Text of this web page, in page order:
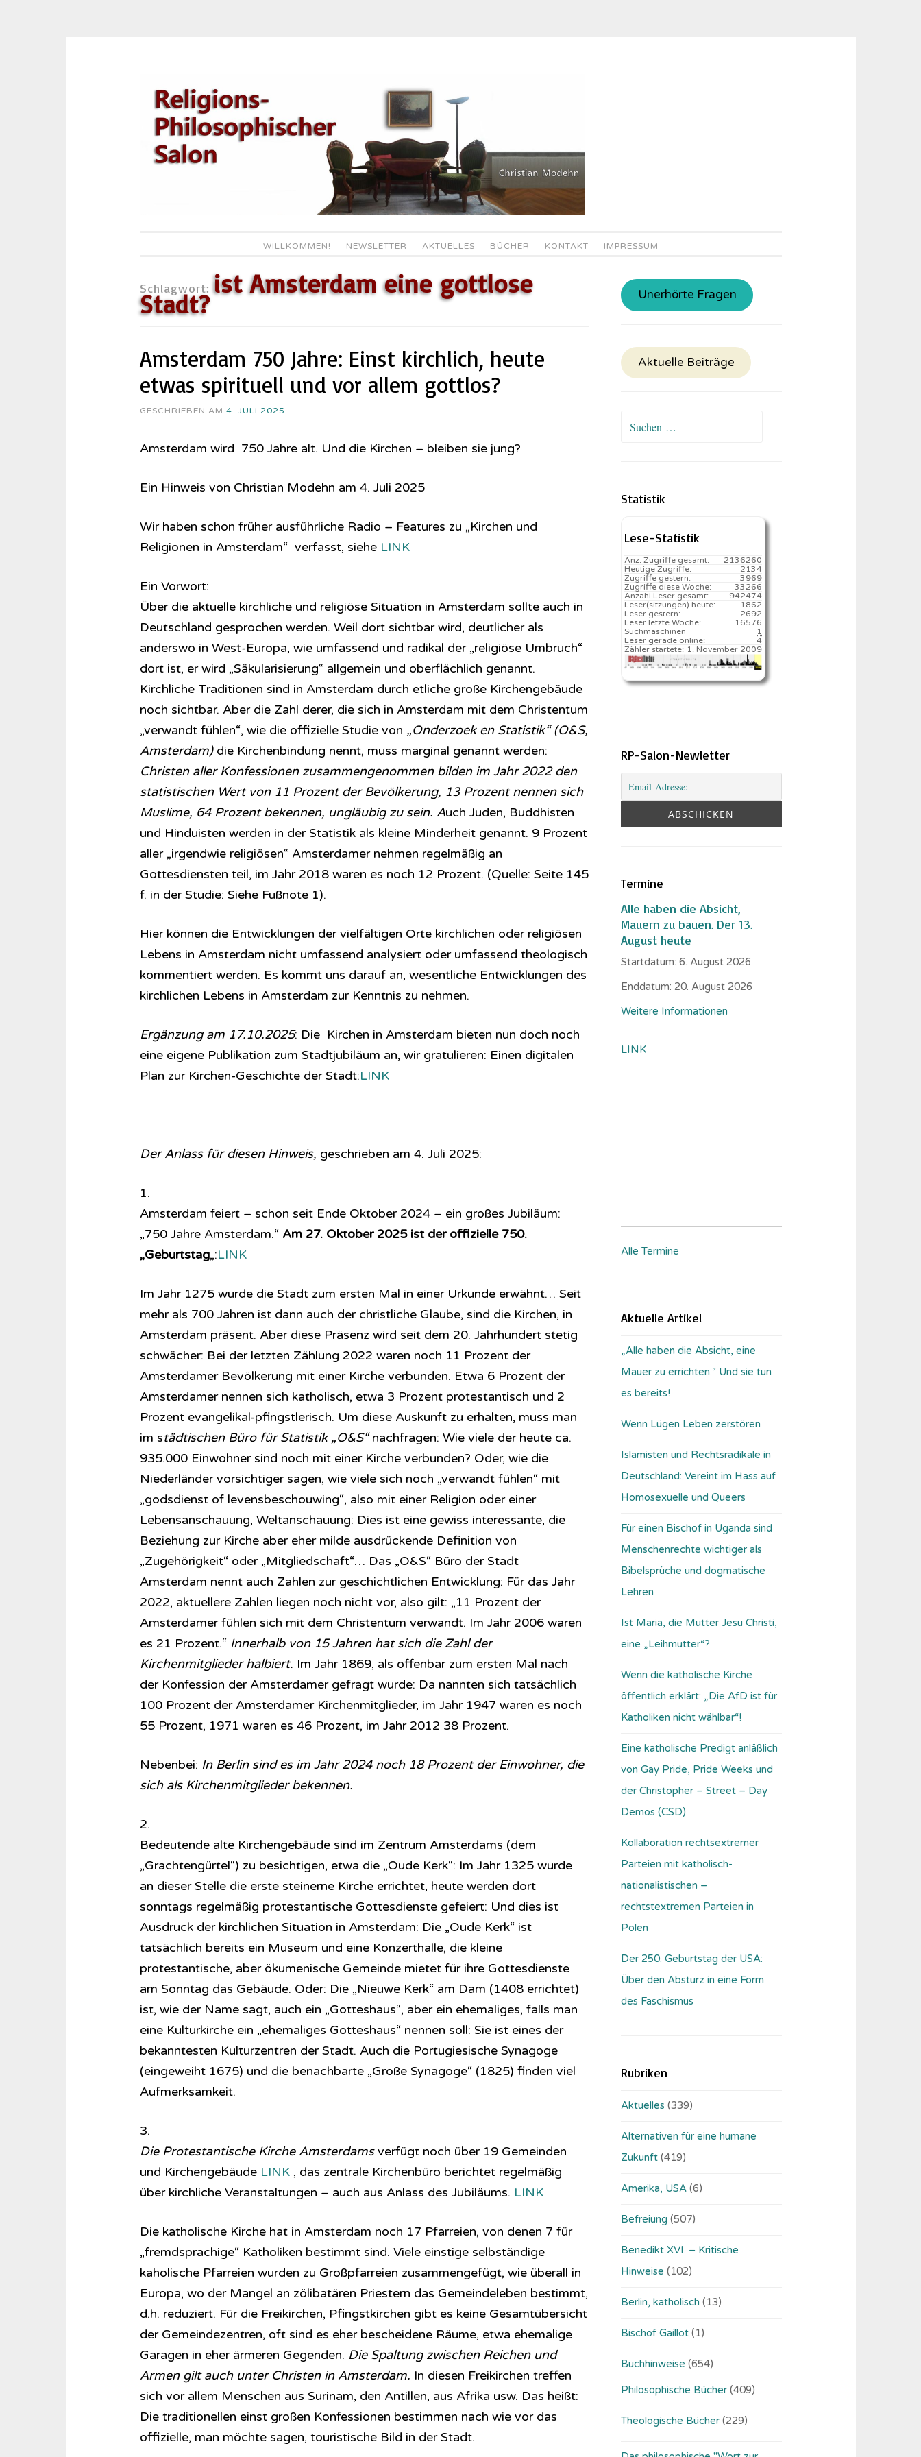
Inhalt
springen
WILLKOMMEN! NEWSLETTER AKTUELLES BÜCHER KONTAKT IMPRESSUM
Schlagwort: ist Amsterdam eine gottlose
Stadt?
Amsterdam 750 Jahre: Einst kirchlich, heute
etwas spirituell und vor allem gottlos?
GESCHRIEBEN AM 4. JULI 2025
Amsterdam wird 750 Jahre alt. Und die Kirchen – bleiben sie jung?
Ein Hinweis von Christian Modehn am 4. Juli 2025
Wir haben schon früher ausführliche Radio – Features zu „Kirchen und
Religionen in Amsterdam“ verfasst, siehe LINK
Ein Vorwort:
Über die aktuelle kirchliche und religiöse Situation in Amsterdam sollte auch in
Deutschland gesprochen werden. Weil dort sichtbar wird, deutlicher als
anderswo in West-Europa, wie umfassend und radikal der „religiöse Umbruch“
dort ist, er wird „Säkularisierung“ allgemein und oberflächlich genannt.
Kirchliche Traditionen sind in Amsterdam durch etliche große Kirchengebäude
noch sichtbar. Aber die Zahl derer, die sich in Amsterdam mit dem Christentum
„verwandt fühlen“, wie die offizielle Studie von „Onderzoek en Statistik“ (O&S,
Amsterdam)die Kirchenbindung nennt, muss marginal genannt werden:
Christen aller Konfessionen zusammengenommen bilden im Jahr 2022 den
statistischen Wert von 11 Prozent der Bevölkerung, 13 Prozent nennen sich
Muslime, 64 Prozent bekennen, ungläubig zu sein. Auch Juden, Buddhisten
und Hinduisten werden in der Statistik als kleine Minderheit genannt. 9 Prozent
aller „irgendwie religiösen“ Amsterdamer nehmen regelmäßig an
Gottesdiensten teil, im Jahr 2018 waren es noch 12 Prozent. (Quelle: Seite 145
f. in der Studie: Siehe Fußnote 1).
Hier können die Entwicklungen der vielfältigen Orte kirchlichen oder religiösen
Lebens in Amsterdam nicht umfassend analysiert oder umfassend theologisch
kommentiert werden. Es kommt uns darauf an, wesentliche Entwicklungen des
kirchlichen Lebens in Amsterdam zur Kenntnis zu nehmen.
Ergänzung am 17.10.2025: Die Kirchen in Amsterdam bieten nun doch noch
eine eigene Publikation zum Stadtjubiläum an, wir gratulieren: Einen digitalen
Plan zur Kirchen-Geschichte der Stadt:LINK
Der Anlass für diesen Hinweis, geschrieben am 4. Juli 2025:
1.
Amsterdam feiert – schon seit Ende Oktober 2024 – ein großes Jubiläum:
„750 Jahre Amsterdam.“ Am 27. Oktober 2025 ist der offizielle 750.
„Geburtstag„:LINK
Im Jahr 1275 wurde die Stadt zum ersten Mal in einer Urkunde erwähnt… Seit
mehr als 700 Jahren ist dann auch der christliche Glaube, sind die Kirchen, in
Amsterdam präsent. Aber diese Präsenz wird seit dem 20. Jahrhundert stetig
schwächer: Bei der letzten Zählung 2022 waren noch 11 Prozent der
Amsterdamer Bevölkerung mit einer Kirche verbunden. Etwa 6 Prozent der
Amsterdamer nennen sich katholisch, etwa 3 Prozent protestantisch und 2
Prozent evangelikal-pfingstlerisch. Um diese Auskunft zu erhalten, muss man
im städtischen Büro für Statistik „O&S“nachfragen: Wie viele der heute ca.
935.000 Einwohner sind noch mit einer Kirche verbunden? Oder, wie die
Niederländer vorsichtiger sagen, wie viele sich noch „verwandt fühlen“ mit
„godsdienst of levensbeschouwing“, also mit einer Religion oder einer
Lebensanschauung, Weltanschauung: Dies ist eine gewiss interessante, die
Beziehung zur Kirche aber eher milde ausdrückende Definition von
„Zugehörigkeit“ oder „Mitgliedschaft“… Das „O&S“ Büro der Stadt
Amsterdam nennt auch Zahlen zur geschichtlichen Entwicklung: Für das Jahr
2022, aktuellere Zahlen liegen noch nicht vor, also gilt: „11 Prozent der
Amsterdamer fühlen sich mit dem Christentum verwandt. Im Jahr 2006 waren
es 21 Prozent.“ Innerhalb von 15 Jahren hat sich die Zahl der
Kirchenmitglieder halbiert. Im Jahr 1869, als offenbar zum ersten Mal nach
der Konfession der Amsterdamer gefragt wurde: Da nannten sich tatsächlich
100 Prozent der Amsterdamer Kirchenmitglieder, im Jahr 1947 waren es noch
55 Prozent, 1971 waren es 46 Prozent, im Jahr 2012 38 Prozent.
Nebenbei: In Berlin sind es im Jahr 2024 noch 18 Prozent der Einwohner, die
sich als Kirchenmitglieder bekennen.
2.
Bedeutende alte Kirchengebäude sind im Zentrum Amsterdams (dem
„Grachtengürtel“) zu besichtigen, etwa die „Oude Kerk“: Im Jahr 1325 wurde
an dieser Stelle die erste steinerne Kirche errichtet, heute werden dort
sonntags regelmäßig protestantische Gottesdienste gefeiert: Und dies ist
Ausdruck der kirchlichen Situation in Amsterdam: Die „Oude Kerk“ ist
tatsächlich bereits ein Museum und eine Konzerthalle, die kleine
protestantische, aber ökumenische Gemeinde mietet für ihre Gottesdienste
am Sonntag das Gebäude. Oder: Die „Nieuwe Kerk“ am Dam (1408 errichtet)
ist, wie der Name sagt, auch ein „Gotteshaus“, aber ein ehemaliges, falls man
eine Kulturkirche ein „ehemaliges Gotteshaus“ nennen soll: Sie ist eines der
bekanntesten Kulturzentren der Stadt. Auch die Portugiesische Synagoge
(eingeweiht 1675) und die benachbarte „Große Synagoge“ (1825) finden viel
Aufmerksamkeit.
3.
Die Protestantische Kirche Amsterdamsverfügt noch über 19 Gemeinden
und Kirchengebäude LINK, das zentrale Kirchenbüro berichtet regelmäßig
über kirchliche Veranstaltungen – auch aus Anlass des Jubiläums. LINK
Die katholische Kirche hat in Amsterdam noch 17 Pfarreien, von denen 7 für
„fremdsprachige“ Katholiken bestimmt sind. Viele einstige selbständige
kaholische Pfarreien wurden zu Großpfarreien zusammengefügt, wie überall in
Europa, wo der Mangel an zölibatären Priestern das Gemeindeleben bestimmt,
d.h. reduziert. Für die Freikirchen, Pfingstkirchen gibt es keine Gesamtübersicht
der Gemeindezentren, oft sind es eher bescheidene Räume, etwa ehemalige
Garagen in eher ärmeren Gegenden. Die Spaltung zwischen Reichen und
Armen gilt auch unter Christen in Amsterdam. In diesen Freikirchen treffen
sich vor allem Menschen aus Surinam, den Antillen, aus Afrika usw. Das heißt:
Die traditionellen einst großen Konfessionen bestimmen nach wie vor das
offizielle, man möchte sagen, touristische Bild in der Stadt.
Unerhörte Fragen
Aktuelle Beiträge
Suchen
Statistik
Lese-Statistik
2136260
Anz. Zugriffe gesamt:
2134
Heutige Zugriffe:
3969
Zugriffe gestern:
33266
Zugriffe diese Woche:
942474
Anzahl Leser gesamt:
1862️
Leser(sitzungen) heute:
2692
Leser gestern:
16576️
Leser letzte Woche:
1
Suchmaschinen
4
Leser gerade online:
1. November 2009
Zähler startete:
RP-Salon-Newletter
Termine
Alle haben die Absicht,
Mauern zu bauen. Der 13.
August heute
Startdatum:6. August 2026
Enddatum: 20. August 2026
Weitere Informationen
LINK
Alle Termine
Aktuelle Artikel
„Alle haben die Absicht, eine
Mauer zu errichten.“ Und sie tun
es bereits!
Wenn Lügen Leben zerstören
Islamisten und Rechtsradikale in
Deutschland: Vereint im Hass auf
Homosexuelle und Queers
Für einen Bischof in Uganda sind
Menschenrechte wichtiger als
Bibelsprüche und dogmatische
Lehren
Ist Maria, die Mutter Jesu Christi,
eine „Leihmutter“?
Wenn die katholische Kirche
öffentlich erklärt: „Die AfD ist für
Katholiken nicht wählbar“!
Eine katholische Predigt anläßlich
von Gay Pride, Pride Weeks und
der Christopher – Street – Day
Demos (CSD)
Kollaboration rechtsextremer
Parteien mit katholisch-
nationalistischen –
rechtstextremen Parteien in
Polen
Der 250. Geburtstag der USA:
Über den Absturz in eine Form
des Faschismus
Rubriken
Aktuelles (339)
Alternativen für eine humane
Zukunft (419)
Amerika, USA (6)
Befreiung (507)
Benedikt XVI. – Kritische
Hinweise (102)
Berlin, katholisch (13)
Bischof Gaillot (1)
Buchhinweise (654)
Philosophische Bücher (409)
Theologische Bücher (229)